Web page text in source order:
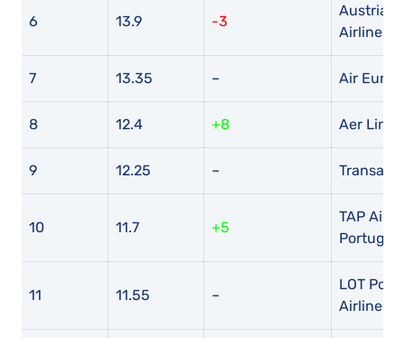
6 13.9 -3
Austrian
Airlines
7 13.35 – Air
8 12.4 +8 Aer
9 12.25 – Transavia
10 11.7 +5
TAP Air
Portugal
11 11.55 –
LOT
Airlines